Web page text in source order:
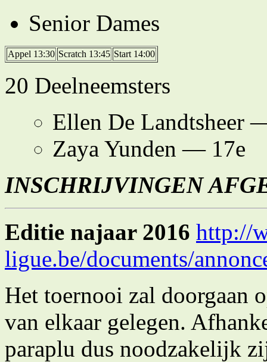
Senior Dames
Appel 13:30 Scratch 13:45 Start 14:00
20 Deelneemsters
Ellen De Landtsheer
Zaya Yunden — 17e
INSCHRIJVINGEN
Editie najaar 2016 http://
ligue.be/documents/
Het toernooi zal doorgaan
van elkaar gelegen.
paraplu dus noodzakelijk